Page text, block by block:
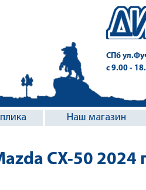
СПб
с 9.00 -
Наш магазин
CX-50 2024